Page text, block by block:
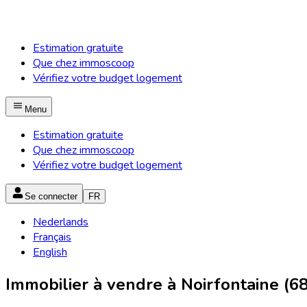
Estimation gratuite
Que chez immoscoop
Vérifiez votre budget logement
Menu
Estimation gratuite
Que chez immoscoop
Vérifiez votre budget logement
Se connecter FR
Nederlands
Français
English
Immobilier à vendre à Noirfontaine